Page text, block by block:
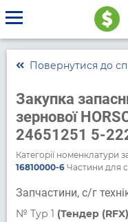
Повернутися до
Закупка
зернової
24651251 5-
Категорії номенклатури
16810000-6Частини для
Запчастини, с/г
№ Тур 1 (Тендер